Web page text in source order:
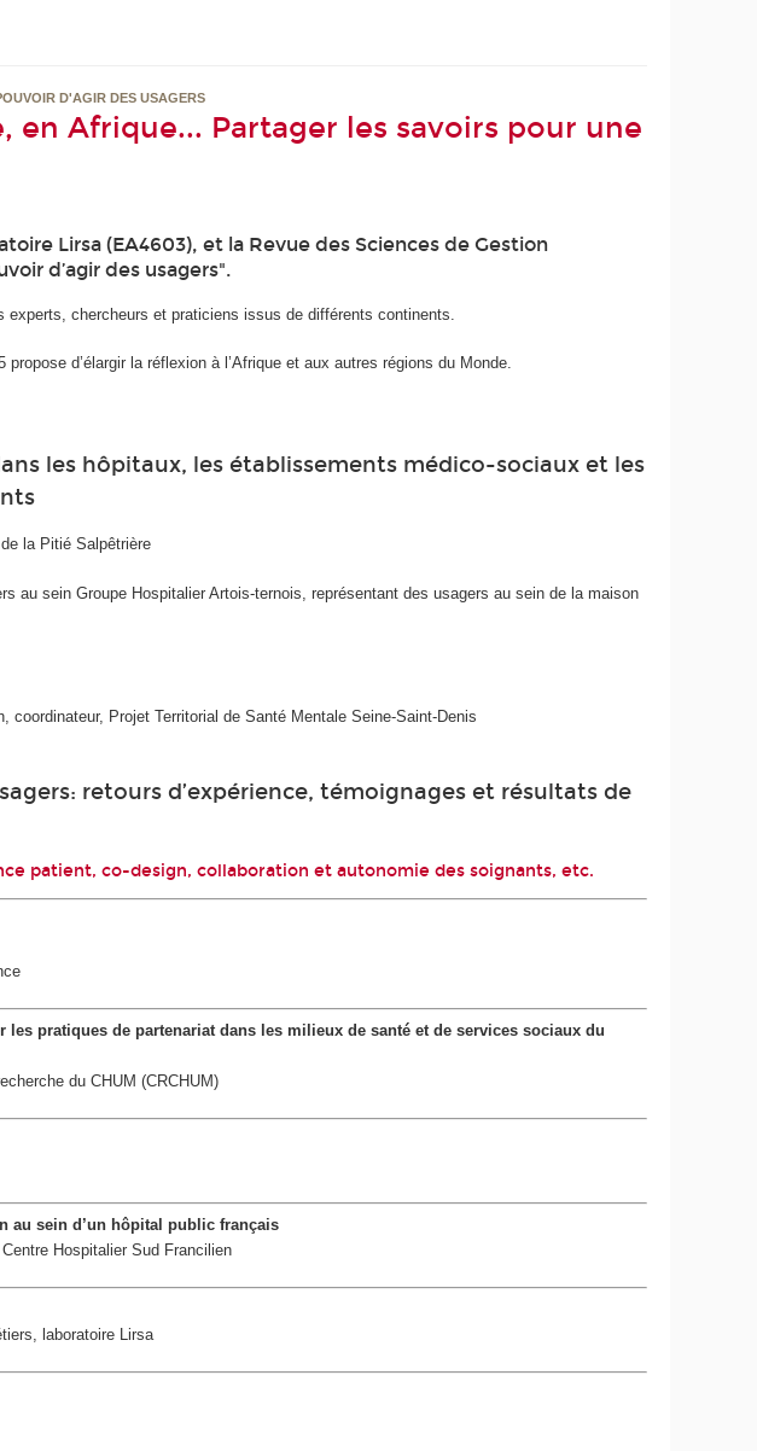
D'AGIR DES USAGERS
en Afrique... Partager les savoirs pour une
Lirsa (EA4603), et la Revue des Sciences de Gestion
d’agir des usagers".
chercheurs et praticiens issus de différents continents.
d’élargir la réflexion à l’Afrique et aux autres régions du Monde.
les hôpitaux, les établissements médico-sociaux et les
la Pitié Salpêtrière
au sein Groupe Hospitalier Artois-ternois, représentant des usagers au sein de la maison
Projet Territorial de Santé Mentale Seine-Saint-Denis
retours d’expérience, témoignages et résultats de
patient, co-design, collaboration et autonomie des soignants, etc.
pratiques de partenariat dans les milieux de santé et de services sociaux du
du CHUM (CRCHUM)
au sein d’un hôpital public français
Hospitalier Sud Francilien
laboratoire Lirsa